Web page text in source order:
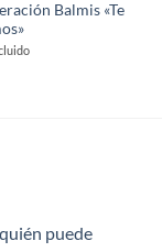
Balmis «Te
puede